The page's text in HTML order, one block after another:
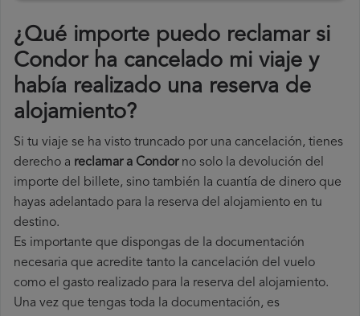
¿Qué importe puedo reclamar si
Condor ha cancelado mi viaje y
había realizado una reserva de
alojamiento?
Si tu viaje se ha visto truncado por una cancelación, tienes
derecho a reclamar a Condorno solo la devolución del
importe del billete, sino también la cuantía de dinero que
hayas adelantado para la reserva del alojamiento en tu
destino.
Es importante que dispongas de la documentación
necesaria que acredite tanto la cancelación del vuelo
como el gasto realizado para la reserva del alojamiento.
Una vez que tengas toda la documentación, es